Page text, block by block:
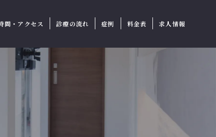
間・アクセス 診療の流れ 症例 料金表 求人情報